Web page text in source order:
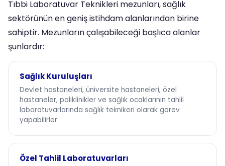
Tıbbi Laboratuvar Teknikleri mezunları, sağlık
sektörünün en geniş istihdam alanlarından birine
sahiptir. Mezunların çalışabileceği başlıca alanlar
şunlardır:
Sağlık Kuruluşları
Devlet hastaneleri, üniversite hastaneleri, özel
hastaneler, poliklinikler ve sağlık ocaklarının tahlil
laboratuvarlarında sağlık teknikeri olarak görev
yapabilirler.
Özel Tahlil Laboratuvarları